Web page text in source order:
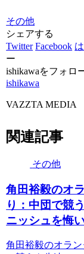
その他
シェアする
Twitter Facebook
ー
ishikawaをフォロ
ishikawa
VAZZTA MEDIA
関連記事
その他
角田裕毅のオ
り：中団で競
ニッシュを悔
角田裕毅のオラ